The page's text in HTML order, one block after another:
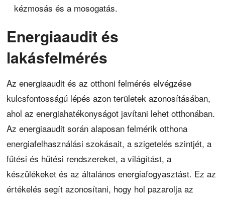
kézmosás és a mosogatás.
Energiaaudit és
lakásfelmérés
Az energiaaudit és az otthoni felmérés elvégzése
kulcsfontosságú lépés azon területek azonosításában,
ahol az energiahatékonyságot javítani lehet otthonában.
Az energiaaudit során alaposan felmérik otthona
energiafelhasználási szokásait, a szigetelés szintjét, a
fűtési és hűtési rendszereket, a világítást, a
készülékeket és az általános energiafogyasztást. Ez az
értékelés segít azonosítani, hogy hol pazarolja az